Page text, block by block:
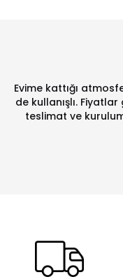
Evime kattığı
de kullanışlı.
teslimat ve